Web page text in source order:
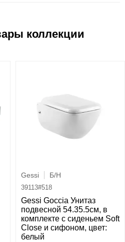
Gessi Б/Н
39113#518
Gessi Goccia Унитаз
подвесной 54.35.5см, в
комплекте с сиденьем Soft
Close и сифоном, цвет:
белый